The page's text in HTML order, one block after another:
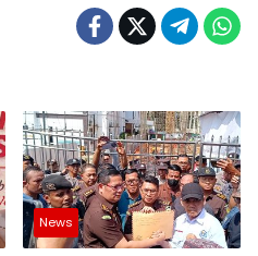
News